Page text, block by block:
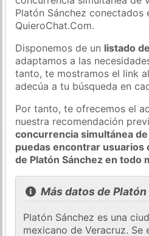
Platón Sánchez conectados
QuieroChat.Com.
Disponemos de un listado
adaptamos a las
tanto, te mostramos el link
adecúa a tu búsqueda en
Por tanto, te ofrecemos el
nuestra recomendación
concurrencia simultánea
puedas encontrar usuarios
de Platón Sánchez en todo
Más datos de
Platón Sánchez es una
mexicano de Veracruz. Se